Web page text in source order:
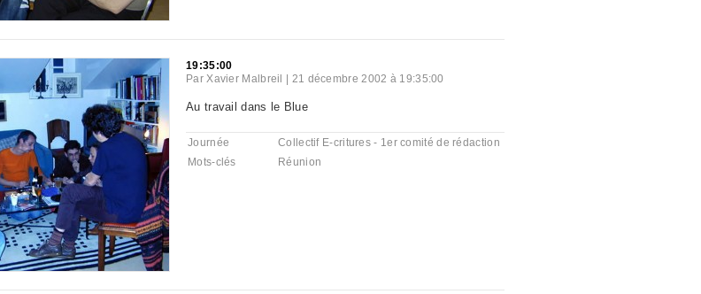
19:35:00
ParXavier Malbreil 21 décembre 2002 à 19:35:00
Au travail dans le Blue
Journée
Collectif E-critures - 1er comité de rédaction
Mots-clés
Réunion